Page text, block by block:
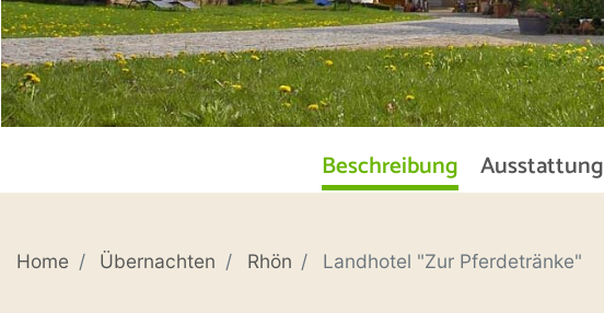
Beschreibung Ausstattung
Home Übernachten Rhön Landhotel "Zur Pferdetränke"